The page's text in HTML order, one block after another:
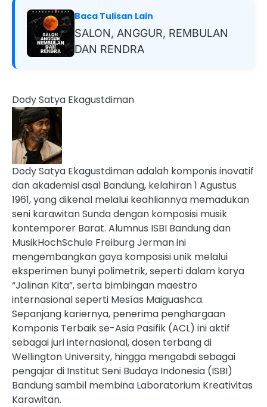
Baca Tulisan Lain
SALON, ANGGUR, REMBULAN
DAN RENDRA
Dody Satya Ekagustdiman
Dody Satya Ekagustdiman adalah komponis inovatif
dan akademisi asal Bandung, kelahiran 1 Agustus
1961, yang dikenal melalui keahliannya memadukan
seni karawitan Sunda dengan komposisi musik
kontemporer Barat. Alumnus ISBI Bandung dan
MusikHochSchule Freiburg Jerman ini
mengembangkan gaya komposisi unik melalui
eksperimen bunyi polimetrik, seperti dalam karya
“Jalinan Kita”, serta bimbingan maestro
internasional seperti Mesías Maiguashca.
Sepanjang kariernya, penerima penghargaan
Komponis Terbaik se-Asia Pasifik (ACL) ini aktif
sebagai juri internasional, dosen terbang di
Wellington University, hingga mengabdi sebagai
pengajar di Institut Seni Budaya Indonesia (ISBI)
Bandung sambil membina Laboratorium Kreativitas
Karawitan.